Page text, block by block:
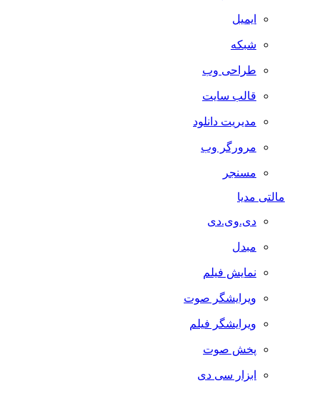
ایمیل
شبکه
طراحی وب
قالب سایت
مدیریت دانلود
مرورگر وب
مسنجر
مالتی مدیا
دی.وی.دی
مبدل
نمایش فیلم
ویرایشگر صوت
ویرایشگر فیلم
پخش صوت
ابزار سی دی